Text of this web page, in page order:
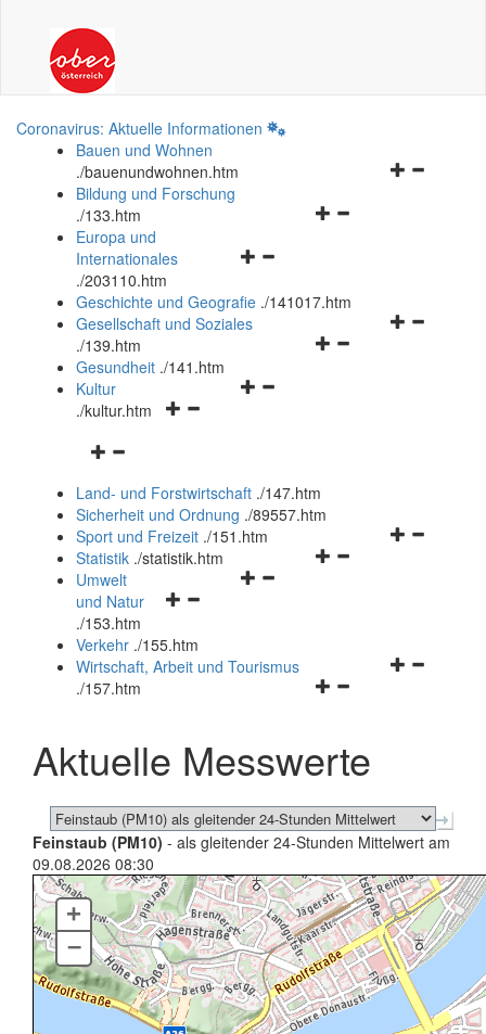
Coronavirus: Aktuelle Informationen
Bauen und Wohnen
./bauenundwohnen.htm
Navigationsmenü
Bildung und Forschung
./133.htm
Navigationsmenü
und
schließen
Europa und
Internationales
./203110.htm
Geschichte und Geografie ./141017.htm
Navigationsmenü
Gesellschaft und Soziales
./139.htm
Navigationsmenü
Gesundheit ./141.htm
Navigationsmenü
Kultur
./kultur.htm
Navigationsmenü
und
schließen
Land- und Forstwirtschaft ./147.htm
Sicherheit und Ordnung ./89557.htm
Navigationsmenü
Sport und Freizeit ./151.htm
Navigationsmenü
Statistik ./statistik.htm
Navigationsmenü
und
schließen
Umwelt
und Natur
./153.htm
Verkehr ./155.htm
Navigationsmenü
schließen
Wirtschaft, Arbeit und Tourismus
./157.htm
Aktuelle Messwerte
Feinstaub (PM10) - als gleitender 24-Stunden Mittelwert am
09.08.2026 08:30
+
–